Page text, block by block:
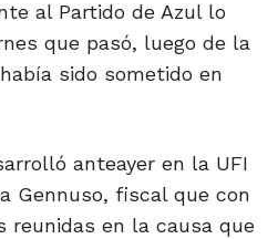
al Partido de Azul lo
que pasó, luego de la
sido sometido en
anteayer en la UFI
Gennuso, fiscal que con
reunidas en la causa que